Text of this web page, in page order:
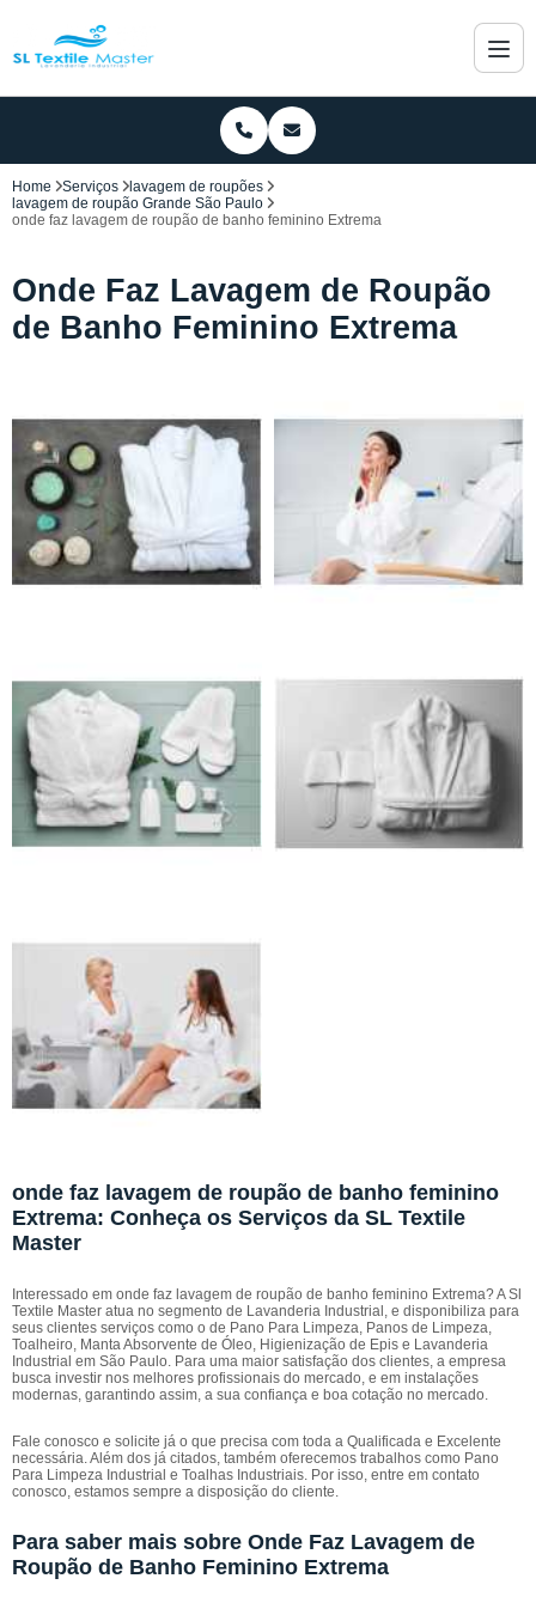
Home Serviços
lavagem de roupões
lavagem de roupão Grande São Paulo
onde faz lavagem de roupão de banho feminino Extrema
Onde Faz Lavagem de Roupão
de Banho Feminino Extrema
onde faz lavagem de roupão de banho feminino
Extrema: Conheça os Serviços da SL Textile
Master
Interessado em onde faz lavagem de roupão de banho feminino Extrema? A Sl
Textile Master atua no segmento de Lavanderia Industrial, e disponibiliza para
seus clientes serviços como o de Pano Para Limpeza, Panos de Limpeza,
Toalheiro, Manta Absorvente de Óleo, Higienização de Epis e Lavanderia
Industrial em São Paulo. Para uma maior satisfação dos clientes, a empresa
busca investir nos melhores profissionais do mercado, e em instalações
modernas, garantindo assim, a sua confiança e boa cotação no mercado.
Fale conosco e solicite já o que precisa com toda a Qualificada e Excelente
necessária. Além dos já citados, também oferecemos trabalhos como Pano
Para Limpeza Industrial e Toalhas Industriais. Por isso, entre em contato
conosco, estamos sempre a disposição do cliente.
Para saber mais sobre Onde Faz Lavagem de
Roupão de Banho Feminino Extrema